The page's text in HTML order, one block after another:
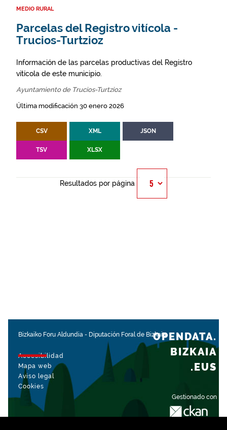
MEDIO RURAL
Parcelas del Registro vitícola -
Trucios-Turtzioz
Información de las parcelas productivas del Registro
vitícola de este municipio.
Ayuntamiento de Trucios-Turtzioz
Última modificación 30 enero 2026
CSV XML JSON
TSV XLSX
Resultados por página
Bizkaiko Foru Aldundia - Diputación Foral de Bizkaia
Accesibilidad
Mapa web
Aviso legal
Cookies
Gestionado con
OPENDATA.
BIZKAIA
.EUS